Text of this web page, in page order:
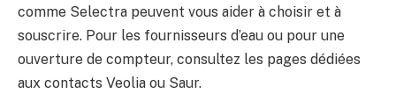
comme Selectra peuvent vous aider à choisir et à
souscrire. Pour les fournisseurs d’eau ou pour une
ouverture de compteur, consultez les pages dédiées
aux contacts Veolia ou Saur.